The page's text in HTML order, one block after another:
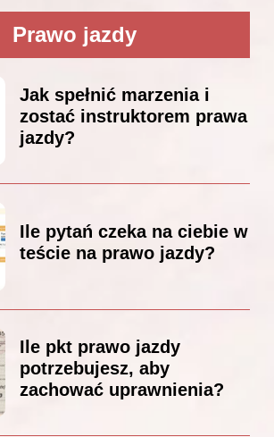
Prawo jazdy
Jak spełnić marzenia i
zostać instruktorem prawa
jazdy?
Ile pytań czeka na ciebie w
teście na prawo jazdy?
Ile pkt prawo jazdy
potrzebujesz, aby
zachować uprawnienia?